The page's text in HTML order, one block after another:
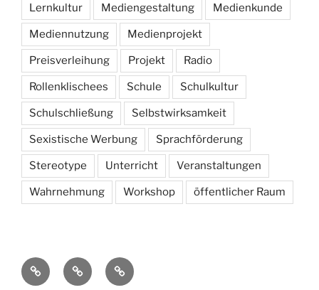
Lernkultur Mediengestaltung Medienkunde
Mediennutzung Medienprojekt
Preisverleihung Projekt Radio
Rollenklischees Schule Schulkultur
Schulschließung Selbstwirksamkeit
Sexistische Werbung Sprachförderung
Stereotype Unterricht Veranstaltungen
Wahrnehmung Workshop öffentlicher Raum
Kontakt DatenschutzImpressum